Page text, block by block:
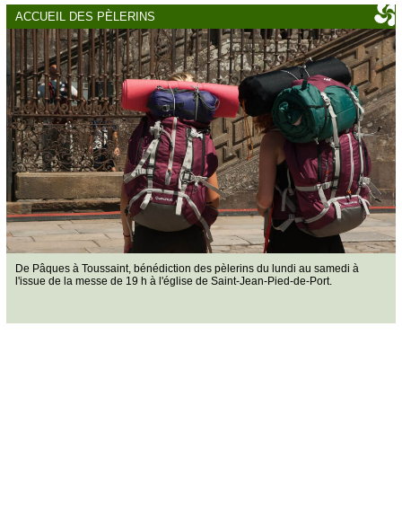
ACCUEIL DES PÈLERINS
De Pâques à Toussaint, bénédiction des pèlerins du lundi au samedi à
l'issue de la messe de 19 h à l'église de Saint-Jean-Pied-de-Port.